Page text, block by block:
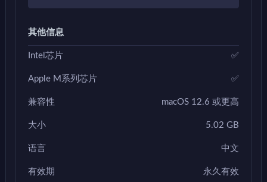
其他信息
Intel芯片 ✅
Apple M系列芯片 ✅
兼容性 macOS 12.6 或更高
大小 5.02 GB
语言 中文
有效期 永久有效